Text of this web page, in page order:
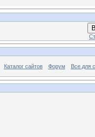
Каталог сайтов Форум Все для